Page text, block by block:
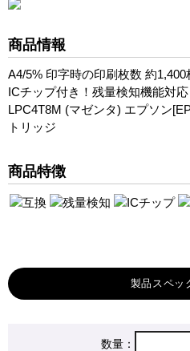
LP-S520C3
LP-S520C9
LP-S620
LP-S620C9
商品情報
A4/5% 印字時の印刷枚数 約
ICチップ付き！残量検知機能対応
LPC4T8M (マゼンタ) エプソン
トリッジ
商品特徴
製品スペック
数量：